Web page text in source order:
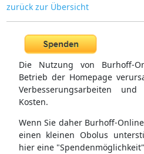
zurück zur Übersicht
Die Nutzung von Burhoff-
Betrieb der Homepage
Verbesserungsarbeiten
Kosten.
Wenn Sie daher Burhoff-
einen kleinen Obolus
hier eine